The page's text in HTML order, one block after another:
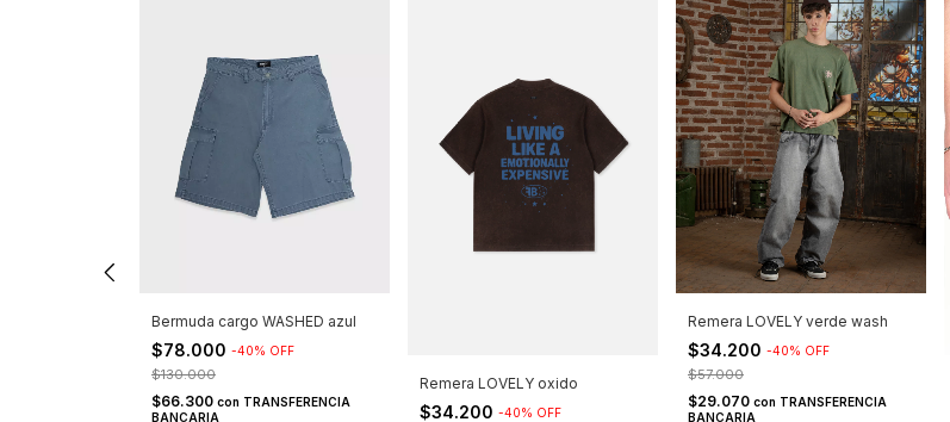
Bermuda cargo WASHED azul
$78.000 -40% OFF
$130.000
$66.300 con TRANSFERENCIA
BANCARIA
Remera LOVELY oxido
$34.200 -40% OFF
Remera LOVELY verde wash
$34.200 -40% OFF
$57.000
$29.070 con TRANSFERENCIA
BANCARIA